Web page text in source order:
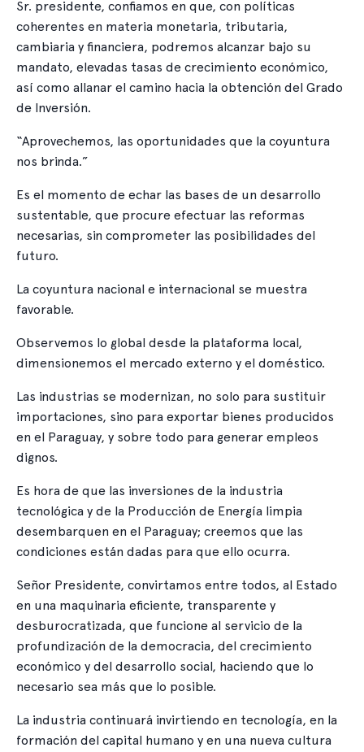
Sr. presidente, confiamos en que, con políticas
coherentes en materia monetaria, tributaria,
cambiaria y financiera, podremos alcanzar bajo su
mandato, elevadas tasas de crecimiento económico,
así como allanar el camino hacia la obtención del Grado
de Inversión.
“Aprovechemos, las oportunidades que la coyuntura
nos brinda.”
Es el momento de echar las bases de un desarrollo
sustentable, que procure efectuar las reformas
necesarias, sin comprometer las posibilidades del
futuro.
La coyuntura nacional e internacional se muestra
favorable.
Observemos lo global desde la plataforma local,
dimensionemos el mercado externo y el doméstico.
Las industrias se modernizan, no solo para sustituir
importaciones, sino para exportar bienes producidos
en el Paraguay, y sobre todo para generar empleos
dignos.
Es hora de que las inversiones de la industria
tecnológica y de la Producción de Energía limpia
desembarquen en el Paraguay; creemos que las
condiciones están dadas para que ello ocurra.
Señor Presidente, convirtamos entre todos, al Estado
en una maquinaria eficiente, transparente y
desburocratizada, que funcione al servicio de la
profundización de la democracia, del crecimiento
económico y del desarrollo social, haciendo que lo
necesario sea más que lo posible.
La industria continuará invirtiendo en tecnología, en la
formación del capital humano y en una nueva cultura